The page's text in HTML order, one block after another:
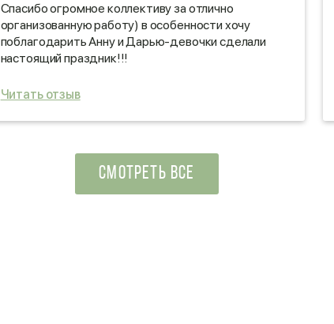
Спасибо огромное коллективу за отлично
организованную работу) в особенности хочу
поблагодарить Анну и Дарью-девочки сделали
настоящий праздник!!!
Читать отзыв
СМОТРЕТЬ ВСЕ